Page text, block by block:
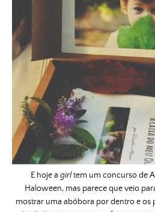
E hoje a girltem um concurso de
Haloween, mas parece que veio
mostrar uma abóbora por dentro e os